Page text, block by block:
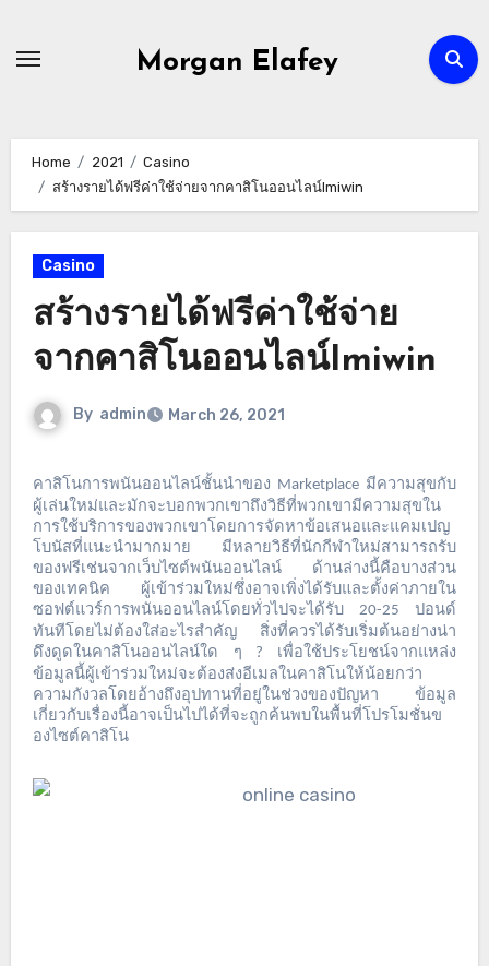
Morgan Elafey
Home 2021
Casino
สร้างรายได้ฟรีค่าใช้จ่ายจากคาสิโนออนไลน์Imiwin
Casino
สร้างรายได้ฟรีค่าใช้จ่าย
จากคาสิโนออนไลน์Imiwin
By admin March 26, 2021
คาสิโนการพนันออนไลน์ชั้นนำของ Marketplace มีความสุขกับ
ผู้เล่นใหม่และมักจะบอกพวกเขาถึงวิธีที่พวกเขามีความสุขใน
การใช้บริการของพวกเขาโดยการจัดหาข้อเสนอและแคมเปญ
โบนัสที่แนะนำมากมาย
มีหลายวิธีที่นักกีฬาใหม่สามารถรับ
ของฟรีเช่นจากเว็บไซต์พนันออนไลน์
ด้านล่างนี้คือบางส่วน
ของเทคนิค
ผู้เข้าร่วมใหม่ซึ่งอาจเพิ่งได้รับและตั้งค่าภายใน
ซอฟต์แวร์การพนันออนไลน์โดยทั่วไปจะได้รับ20-25ปอนด์
ทันทีโดยไม่ต้องใส่อะไรสำคัญ
สิ่งที่ควรได้รับเริ่มต้นอย่างน่า
ดึงดูดในคาสิโนออนไลน์ใด
ๆ ? เพื่อใช้ประโยชน์จากแหล่ง
ข้อมูลนี้ผู้เข้าร่วมใหม่จะต้องส่งอีเมลในคาสิโนให้น้อยกว่า
ความกังวลโดยอ้างถึงอุปทานที่อยู่ในช่วงของปัญหา
ข้อมูล
เกี่ยวกับเรื่องนี้อาจเป็นไปได้ที่จะถูกค้นพบในพื้นที่โปรโมชั่นข
องไซต์คาสิโน